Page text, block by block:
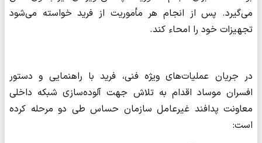
می‌گیرد. پس از انجام هر مأموریت از فرید خواسته می‌شود
تجهیزات خود را امحاء کند.
در جریان عملیات‌های ویژه فنی، فرید با راهنمایی و دستور
افسران موساد اقدام به تلاش جهت آلوده‌سازی شبکه داخلی
معاونت پدافند غیرعامل سازمان حساس طی دو مرحله کرده
است: